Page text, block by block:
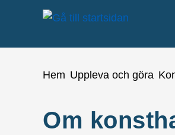
Gå till innehåll
till sidomeny
Du är här:
Hem Uppleva och göra
Om